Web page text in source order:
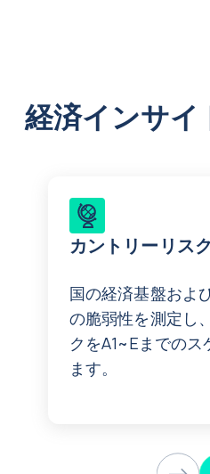
経済インサイ
カントリーリス
国の経済基盤およ
の脆弱性を測定し
クをA1~Eまでのス
ます。